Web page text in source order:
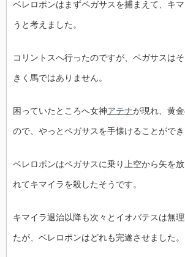
ベレロポンはまずペガサスを捕まえて、キ
うと考えました。
コリントスへ行ったのですが、ペガサスは
きく馬ではありません。
困っていたところへ女神アテナが現れ、黄
ので、やっとペガサスを手懐けることができ
ベレロポンはペガサスに乗り上空から矢を
れてキマイラを殺したそうです。
キマイラ退治以降も次々とイオバテスは無
たが、ベレロポンはどれも完遂させました。